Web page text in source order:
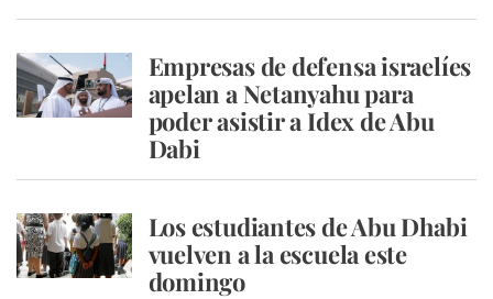
Empresas de defensa israelíes
apelan a Netanyahu para
poder asistir a Idex de Abu
Dabi
Los estudiantes de Abu Dhabi
vuelven a la escuela este
domingo